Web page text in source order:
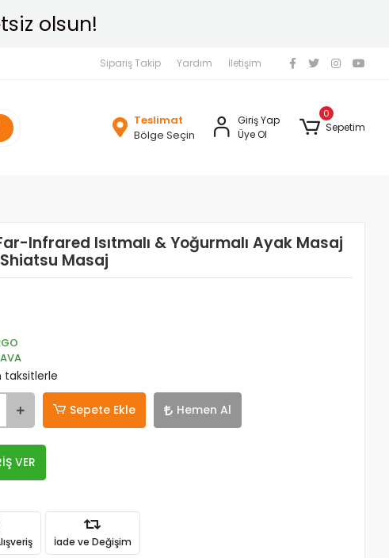
Sipariş Takip Yardım İletişim
Teslimat
Bölge Seçin
Giriş Yap
Üye Ol
0
Sepetim
Infrared Isıtmalı & Yoğurmalı Ayak Masaj
Masaj
taksitlerle
Sepete Ekle Hemen Al
VER
İade ve Değişim